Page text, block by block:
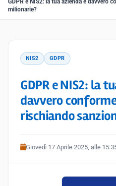
GDPR e NIS2: la tua azienda è davvero
milionarie?
NIS2 GDPR
GDPR e NIS2: la
davvero
rischiando
Giovedì 17 Aprile 2025, alle